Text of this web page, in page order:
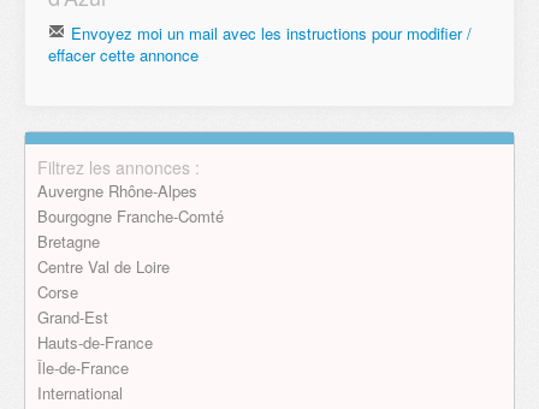
Envoyez moi un mail avec les instructions pour modifier /
effacer cette annonce
Envoyer
Filtrez les annonces :
Auvergne Rhône-Alpes
Bourgogne Franche-Comté
Bretagne
Centre Val de Loire
Corse
Grand-Est
Hauts-de-France
Île-de-France
International